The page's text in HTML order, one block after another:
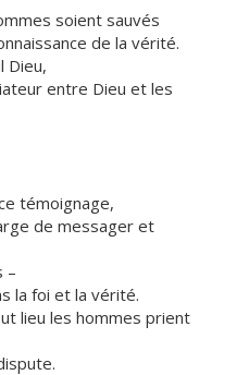
soient sauvés
de la vérité.
Dieu,
entre Dieu et les
témoignage,
de messager et
–
la foi et la vérité.
lieu les hommes prient